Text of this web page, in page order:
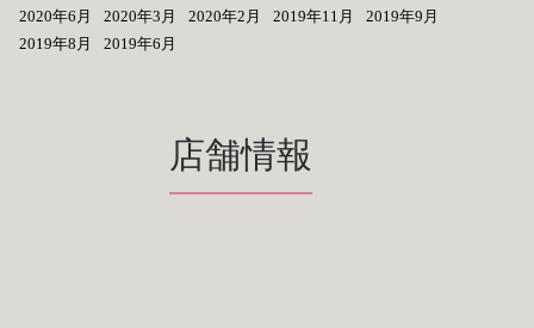
2020年6月
2020年3月 2020年2月 2019年11月
2019年9月
2019年8月
2019年6月
店舗情報